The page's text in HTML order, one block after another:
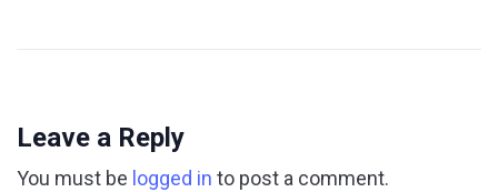
Leave a Reply
You must be logged in to post a comment.